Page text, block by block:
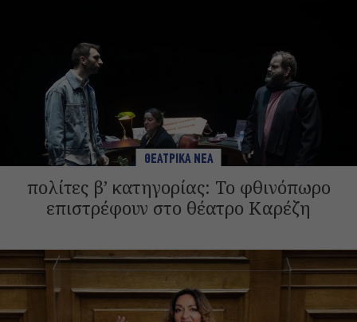
ΘΕΑΤΡΙΚΑ ΝΕΑ
πολίτες β’ κατηγορίας: Το φθινόπωρο
επιστρέφουν στο θέατρο Καρέζη